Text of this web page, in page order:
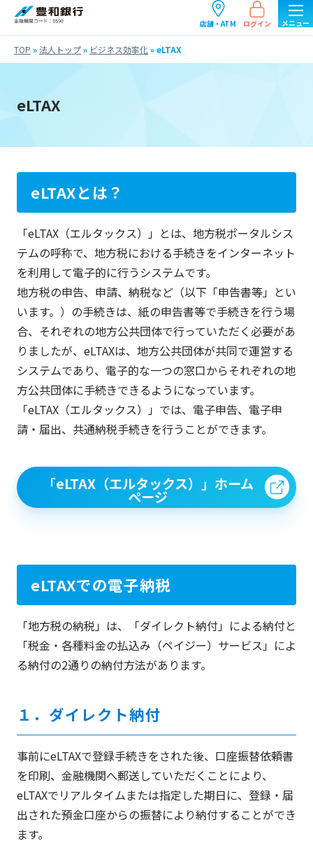
店舗・ATM ログイン
TOP »法人トップ» ビジネス効率化 »eLTAX
eLTAX
eLTAXとは？
「eLTAX（エルタックス）」とは、地方税ポータルシス
テムの呼称で、地方税における手続きをインターネット
を利用して電子的に行うシステムです。
地方税の申告、申請、納税など（以下「申告書等」とい
います。）の手続きは、紙の申告書等で手続きを行う場
合、それぞれの地方公共団体で行っていただく必要があ
りましたが、eLTAXは、地方公共団体が共同で運営する
システムであり、電子的な一つの窓口からそれぞれの地
方公共団体に手続きできるようになっています。
「eLTAX（エルタックス）」では、電子申告、電子申
請・届出、共通納税手続きを行うことができます。
「eLTAX（エルタックス）」ホーム
ページ
eLTAXでの電子納税
「地方税の納税」は、「ダイレクト納付」による納付と
「税金・各種料金の払込み（ペイジー）サービス」によ
る納付の2通りの納付方法があります。
１．ダイレクト納付
事前にeLTAXで登録手続きをされた後、口座振替依頼書
を印刷、金融機関へ郵送していただくことにより、
eLTAXでリアルタイムまたは指定した期日に、登録・届
出された預金口座からの振替により納付することができ
ます。